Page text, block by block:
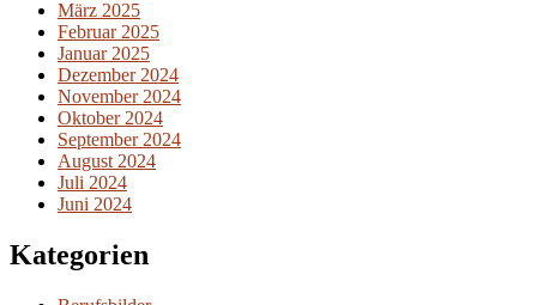
März 2025
Februar 2025
Januar 2025
Dezember 2024
November 2024
Oktober 2024
September 2024
August 2024
Juli 2024
Juni 2024
Kategorien